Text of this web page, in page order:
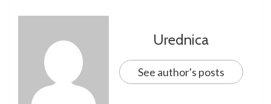
Urednica
See author's posts